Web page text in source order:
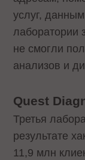
услуг,
лаборатории
не смогли
анализов и
Quest
Третья
результате
11,9 млн